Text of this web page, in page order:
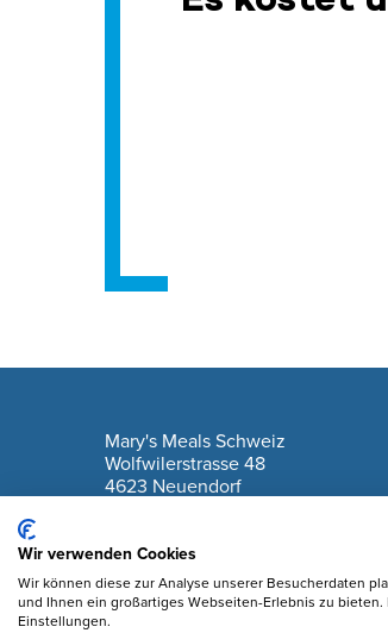
Footer navigation
Mary's Meals Schweiz
Wolfwilerstrasse 48
4623 Neuendorf
Wir verwenden Cookies
Wir können diese zur Analyse unserer Besucherdaten
und Ihnen ein großartiges Webseiten-Erlebnis zu
Einstellungen.